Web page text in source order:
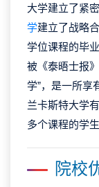
大学建立了紧
学建立了战略
学位课程的毕
被《泰晤士报
学”，是一所享
兰卡斯特大学
多个课程的学
院校